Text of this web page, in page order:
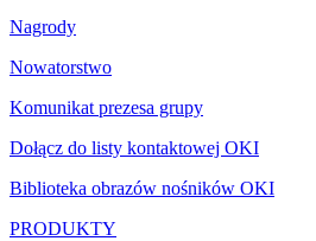
Nagrody
Nowatorstwo
Komunikat prezesa grupy
Dołącz do listy kontaktowej OKI
Biblioteka obrazów nośników OKI
PRODUKTY